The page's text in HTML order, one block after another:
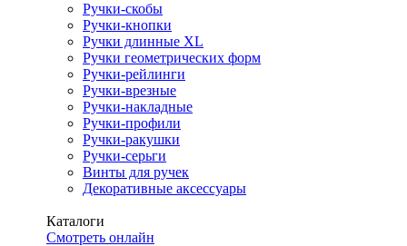
Ручки-скобы
Ручки-кнопки
Ручки длинные XL
Ручки геометрических форм
Ручки-рейлинги
Ручки-врезные
Ручки-накладные
Ручки-профили
Ручки-ракушки
Ручки-серьги
Винты для ручек
Декоративные аксессуары
Каталоги
Смотреть онлайн